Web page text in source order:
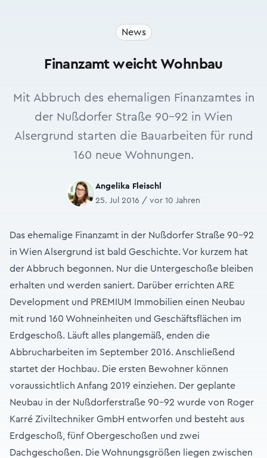
News
Finanzamt weicht Wohnbau
Mit Abbruch des ehemaligen Finanzamtes in
der Nußdorfer Straße 90-92 in Wien
Alsergrund starten die Bauarbeiten für rund
160 neue Wohnungen.
Angelika Fleischl
25. Jul 2016 / vor 10 Jahren
Das ehemalige Finanzamt in der Nußdorfer Straße 90-92
in Wien Alsergrund ist bald Geschichte. Vor kurzem hat
der Abbruch begonnen. Nur die Untergeschoße bleiben
erhalten und werden saniert. Darüber errichten ARE
Development und PREMIUM Immobilien einen Neubau
mit rund 160 Wohneinheiten und Geschäftsflächen im
Erdgeschoß. Läuft alles plangemäß, enden die
Abbrucharbeiten im September 2016. Anschließend
startet der Hochbau. Die ersten Bewohner können
voraussichtlich Anfang 2019 einziehen. Der geplante
Neubau in der Nußdorferstraße 90-92 wurde von Roger
Karré Ziviltechniker GmbH entworfen und besteht aus
Erdgeschoß, fünf Obergeschoßen und zwei
Dachgeschoßen. Die Wohnungsgrößen liegen zwischen